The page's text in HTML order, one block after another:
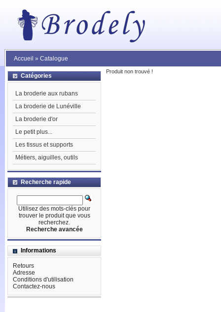
Accueil » Catalogue
Produit non trouvé !
Catégories
La broderie aux rubans
La broderie de Lunéville
La broderie d'or
Le petit plus...
Les tissus et supports
Métiers, aiguilles, outils
Recherche rapide
Utilisez des mots-clés pour
trouver le produit que vous
recherchez.
Recherche avancée
Informations
Retours
Adresse
Conditions d'utilisation
Contactez-nous